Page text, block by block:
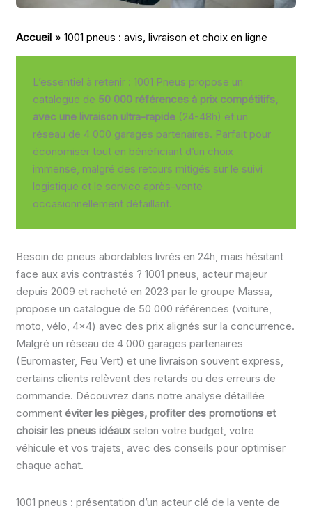
Accueil 1001 pneus : avis, livraison et choix en ligne
L’essentiel à retenir : 1001 Pneus propose un
catalogue de 50 000 références à prix compétitifs,
avec une livraison ultra-rapide (24-48h) et un
réseau de 4 000 garages partenaires. Parfait pour
économiser tout en bénéficiant d’un choix
immense, malgré des retours mitigés sur le suivi
logistique et le service après-vente
occasionnellement défaillant.
Besoin de pneus abordables livrés en 24h, mais hésitant
face aux avis contrastés ? 1001 pneus, acteur majeur
depuis 2009 et racheté en 2023 par le groupe Massa,
propose un catalogue de 50 000 références (voiture,
moto, vélo, 4×4) avec des prix alignés sur la concurrence.
Malgré un réseau de 4 000 garages partenaires
(Euromaster, Feu Vert) et une livraison souvent express,
certains clients relèvent des retards ou des erreurs de
commande. Découvrez dans notre analyse détaillée
commentéviter les pièges, profiter des promotions et
choisir les pneus idéauxselon votre budget, votre
véhicule et vos trajets, avec des conseils pour optimiser
chaque achat.
1001 pneus : présentation d’un acteur clé de la vente de